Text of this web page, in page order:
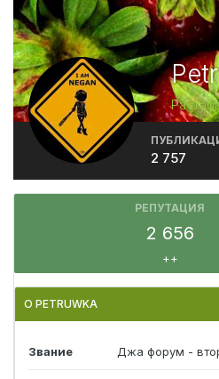
2 757
РЕПУТАЦИЯ
2 656
++
О PETRUWKA
Звание Джа форум -